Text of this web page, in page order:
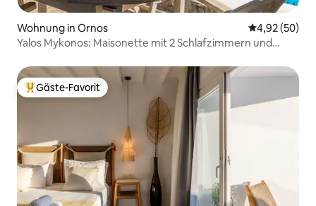
Wohnung in Ornos
4,92 (50)
Yalos Mykonos: Maisonette mit 2 Schlafzimmern und
Beliebter Gäste-Favorit.
Gäste-Favorit